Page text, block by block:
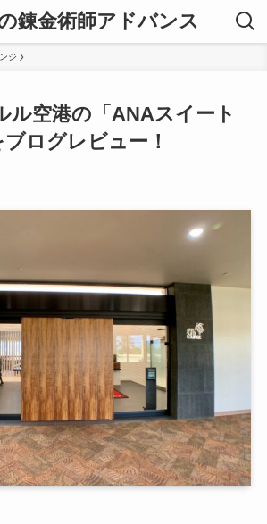
錬金術師アドバンス
ジ
ル空港の「ANAスイート
ログレビュー！